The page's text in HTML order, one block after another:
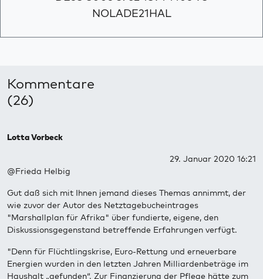
NOLADE21HAL
Kommentare
(26)
Lotta Vorbeck
29. Januar 2020 16:21
@Frieda Helbig
Gut daß sich mit Ihnen jemand dieses Themas annimmt, der
wie zuvor der Autor des Netztagebucheintrages
"Marshallplan für Afrika" über fundierte, eigene, den
Diskussionsgegenstand betreffende Erfahrungen verfügt.
"Denn für Flüchtlingskrise, Euro-Rettung und erneuerbare
Energien wurden in den letzten Jahren Milliardenbeträge im
Haushalt „gefunden“. Zur Finanzierung der Pflege hätte zum